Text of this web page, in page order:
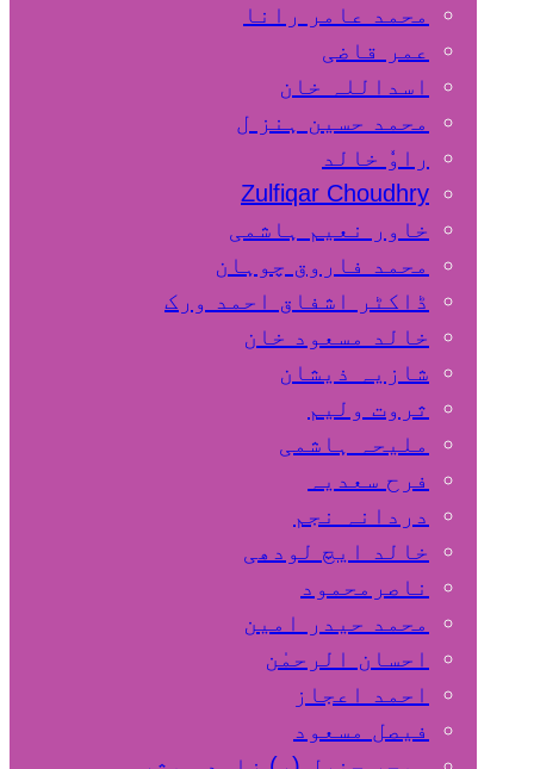
محمد عامر رانا
عمر قاضی
اسداللہ خان
محمد حسین ہنز ل
راوٗ خالد
Zulfiqar Choudhry
خاور نعیم ہاشمی
محمد فاروق چوہان
ڈاکٹر اشفاق احمد ورک
خالد مسعود خان
شازیہ ذیشان
ثروت ولیم
ملیحہ ہاشمی
فرح سعدیہ
دردانہ نجم
خالد ایچ لودھی
ناصرمحمود
محمد حیدر امین
احسان الرحمٰن
احمد اعجاز
فیصل مسعود